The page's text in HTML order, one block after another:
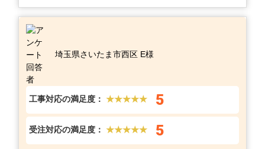
埼玉県さいたま市西区 E様
工事対応の満足度： ★★★★★ 5
受注対応の満足度： ★★★★★ 5